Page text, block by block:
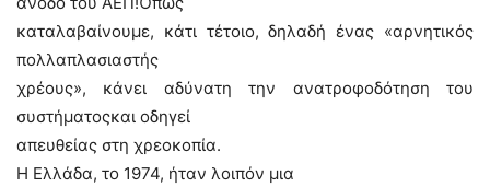
καταλαβαίνουμε, κάτι τέτοιο, δηλαδή ένας «αρνητικός
πολλαπλασιαστής
χρέους», κάνει αδύνατη την ανατροφοδότηση του
συστήματοςκαι οδηγεί
απευθείας στη χρεοκοπία.
Η Ελλάδα, το 1974, ήταν λοιπόν μια